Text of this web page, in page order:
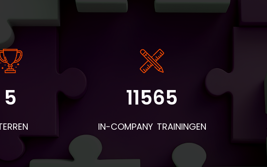
informatie: - De instaptoets en intakeformulieren worden
en woordentrainers per post verstuurd. Neem deze
de eerste les en geef ze aan de deelnemers. Apart
wordt een envelop verstuurd met naambordjes,
pennen en evaluatieformulieren. - Voor aanvullend
5 11565
IN-COMPANY TRAININGEN